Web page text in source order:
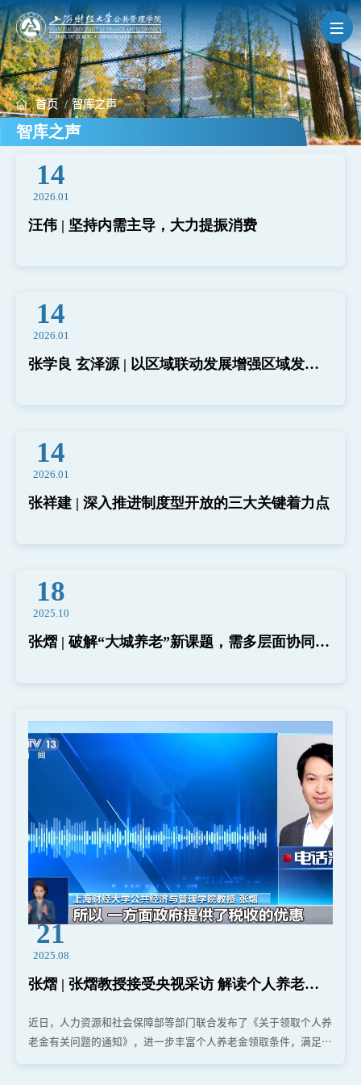
导航
学院概况
人才培养
MPA
教职员工
首页 / 智库之声
智库之声
14
2026.01
汪伟 | 坚持内需主导，大力提振消费
14
2026.01
张学良 玄泽源 | 以区域联动发展增强区域发展
14
2026.01
张祥建 | 深入推进制度型开放的三大关键着力点
18
2025.10
张熠 | 破解“大城养老”新课题，需多层面协同治
21
2025.08
张熠 | 张熠教授接受央视采访 解读个人养老金
近日，人力资源和社会保障部等部门联合发布了《关于领取个人养
老金有关问题的通知》，进一步丰富个人养老金领取条件，满足参